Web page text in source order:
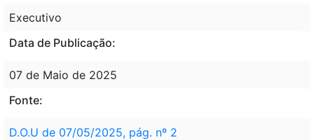
Executivo
Data de Publicação:
07 de Maio de 2025
Fonte:
D.O.U de 07/05/2025, pág. nº 2